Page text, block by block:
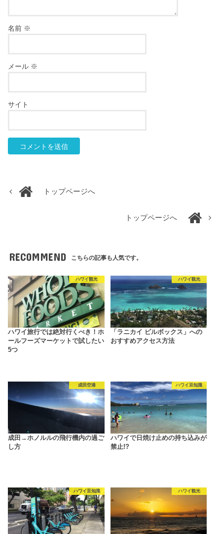
名前 ※
メール ※
サイト
トップページへ
トップページへ
RECOMMEND こちらの記事も人気です。
ハワイ観光
ハワイ旅行では絶対行くべき！ホ
ールフーズマーケットで試したい
5つ
ハワイ観光
「ラニカイ ピルボックス」への
おすすめアクセス方法
成田空港
成田→ホノルルの飛行機内の過ご
し方
ハワイ豆知識
ハワイで日焼け止めの持ち込みが
禁止!?
ハワイ豆知識 ハワイ観光